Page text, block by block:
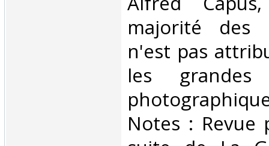
majorité des
n'est pas
les grandes
Notes : Revue